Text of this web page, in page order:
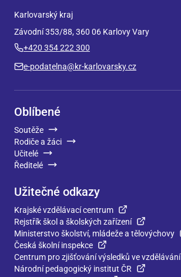
Karlovarský kraj
Závodní 353/88, 360 06 Karlovy Vary
+420 354 222 300
e-podatelna@kr-karlovarsky.cz
Oblíbené
Soutěže
Rodiče a žáci
Učitelé
Ředitelé
Užitečné odkazy
Krajské vzdělávací centrum
Rejstřík škol a školských zařízení
Ministerstvo školství, mládeže a tělovýchovy
Česká školní inspekce
Centrum pro zjišťování výsledků ve vzdělávání
Národní pedagogický institut ČR